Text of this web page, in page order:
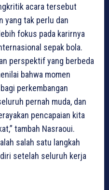
acara tersebut
yang tak perlu dan
fokus pada karirnya
sepak bola.
perspektif yang berbeda
bahwa momen
perkembangan
pernah muda, dan
pencapaian kita
tambah Nasraoui.
salah satu langkah
setelah seluruh kerja